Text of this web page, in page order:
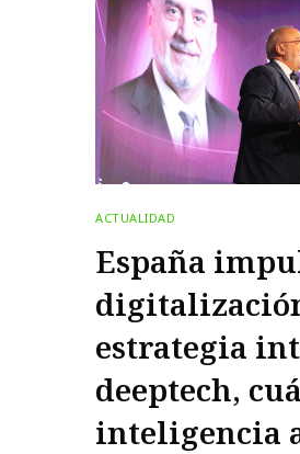
ACTUALIDAD
España
estrategia
deeptech,
inteligencia